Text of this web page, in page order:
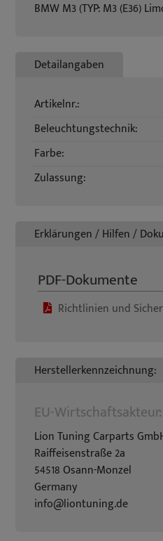
BMW M3 (TYP: M3 (E36)
Detailangaben
Artikelnr.:
Beleuchtungstechnik:
Farbe:
Zulassung:
Erklärungen / Hilfen /
PDF-Dokumente
Richtlinien und
Herstellerkennzeichnung:
EU-Wirtschaftsakteur:
Lion Tuning Carparts
Raiffeisenstraße 2a
54518 Osann-Monzel
Germany
info@liontuning.de